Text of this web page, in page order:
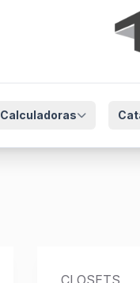
Calculadoras
CLOSETS